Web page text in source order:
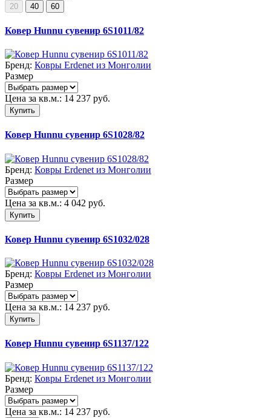
20 40 60
Ковер Hunnu сувенир 6S1011/82
Бренд: Ковры Erdenet из Монголии
Размер
Цена за кв.м.: 14 237 руб.
Купить
Ковер Hunnu сувенир 6S1028/82
Бренд: Ковры Erdenet из Монголии
Размер
Цена за кв.м.: 4 042 руб.
Купить
Ковер Hunnu сувенир 6S1032/028
Бренд: Ковры Erdenet из Монголии
Размер
Цена за кв.м.: 14 237 руб.
Купить
Ковер Hunnu сувенир 6S1137/122
Бренд: Ковры Erdenet из Монголии
Размер
Цена за кв.м.: 14 237 руб.